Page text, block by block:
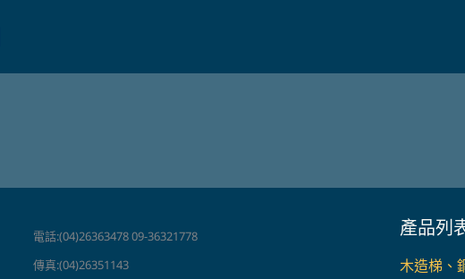
電話:(04)26363478 09-36321778
傳真:(04)26351143
產品列
木造梯、